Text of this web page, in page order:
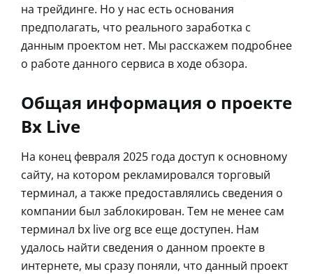
на трейдинге. Но у нас есть основания
предполагать, что реального заработка с
данным проектом нет. Мы расскажем подробнее
о работе данного сервиса в ходе обзора.
Общая информация о проекте
Bx Live
На конец февраля 2025 года доступ к основному
сайту, на котором рекламировался торговый
терминал, а также предоставлялись сведения о
компании был заблокирован. Тем не менее сам
терминал bx live org все еще доступен. Нам
удалось найти сведения о данном проекте в
интернете, мы сразу поняли, что данный проект